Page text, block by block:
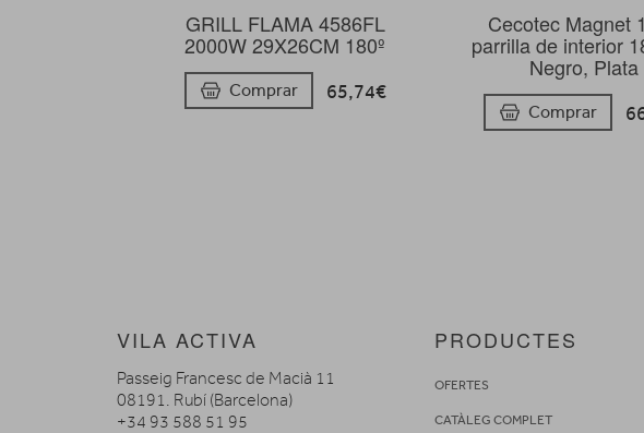
GRILL FLAMA 4586FL
2000W 29X26CM 180º
Comprar 65,74€
Cecotec Magnet
parrilla de interior
Negro, Plata
Comprar
VILA ACTIVA
Passeig Francesc de Macià 11
08191. Rubí (Barcelona)
+34 93 588 51 95
PRODUCTES
OFERTES
CATÀLEG COMPLET